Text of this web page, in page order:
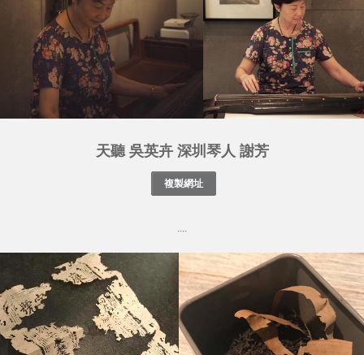
天聽 吳英卉 深圳琴人 謝芳
....